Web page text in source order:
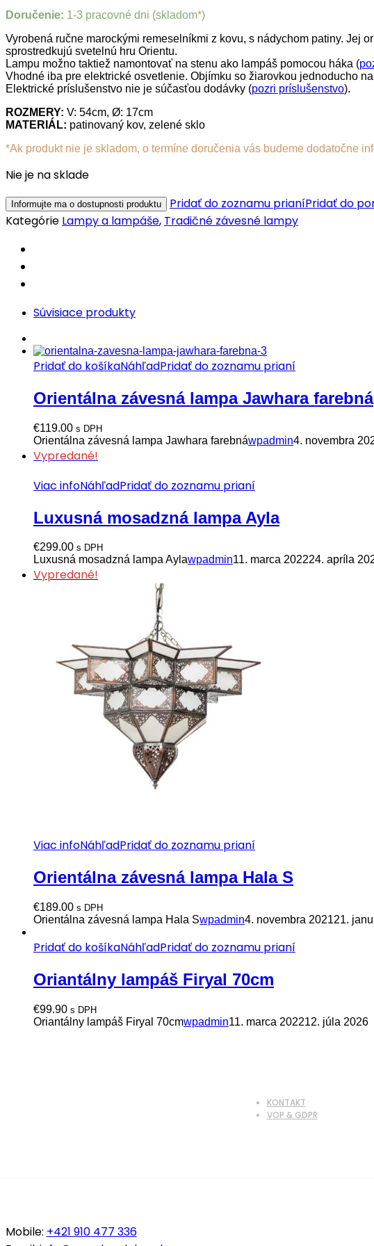
Doručenie: 1-3 pracovné dni (skladom*)
Vyrobená ručne marockými remeselníkmi z kovu, s nádychom patiny. Jej
sprostredkujú svetelnú hru Orientu.
Lampu možno taktiež namontovať na stenu ako lampáš pomocou háka (
Vhodné iba pre elektrické osvetlenie. Objímku so žiarovkou jednoducho
Elektrické príslušenstvo nie je súčasťou dodávky (pozri príslušenstvo).
ROZMERY: V: 54cm, Ø: 17cm
MATERIÁL: patinovaný kov, zelené sklo
*Ak produkt nie je skladom, o termíne doručenia vás budeme dodatočne
Nie je na sklade
Pridať do zoznamu prianíPridať do
Kategórie Lampy a lampáše, Tradičné závesné lampy
Súvisiace produkty
Pridať do košíkaNáhľadPridať do zoznamu prianí
Orientálna závesná lampa Jawhara farebná
€119.00 s DPH
Orientálna závesná lampa Jawhara farebnáwpadmin4. novembra
Vypredané!
Viac infoNáhľadPridať do zoznamu prianí
Luxusná mosadzná lampa Ayla
€299.00 s DPH
Luxusná mosadzná lampa Aylawpadmin11. marca 202224. apríla
Vypredané!
Viac infoNáhľadPridať do zoznamu prianí
Orientálna závesná lampa Hala S
€189.00 s DPH
Orientálna závesná lampa Hala Swpadmin4. novembra 202121.
Pridať do košíkaNáhľadPridať do zoznamu prianí
Oriantálny lampáš Firyal 70cm
€99.90 s DPH
Oriantálny lampáš Firyal 70cmwpadmin11. marca 202212. júla 2026
KONTAKT
VOP & GDPR
Mobile: +421 910 477 336